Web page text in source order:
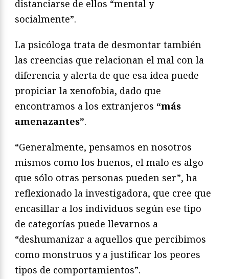
distanciarse de ellos “mental y
socialmente”.
La psicóloga trata de desmontar también
las creencias que relacionan el mal con la
diferencia y alerta de que esa idea puede
propiciar la xenofobia, dado que
encontramos a los extranjeros “más
amenazantes”.
“Generalmente, pensamos en nosotros
mismos como los buenos, el malo es algo
que sólo otras personas pueden ser”, ha
reflexionado la investigadora, que cree que
encasillar a los individuos según ese tipo
de categorías puede llevarnos a
“deshumanizar a aquellos que percibimos
como monstruos y a justificar los peores
tipos de comportamientos”.